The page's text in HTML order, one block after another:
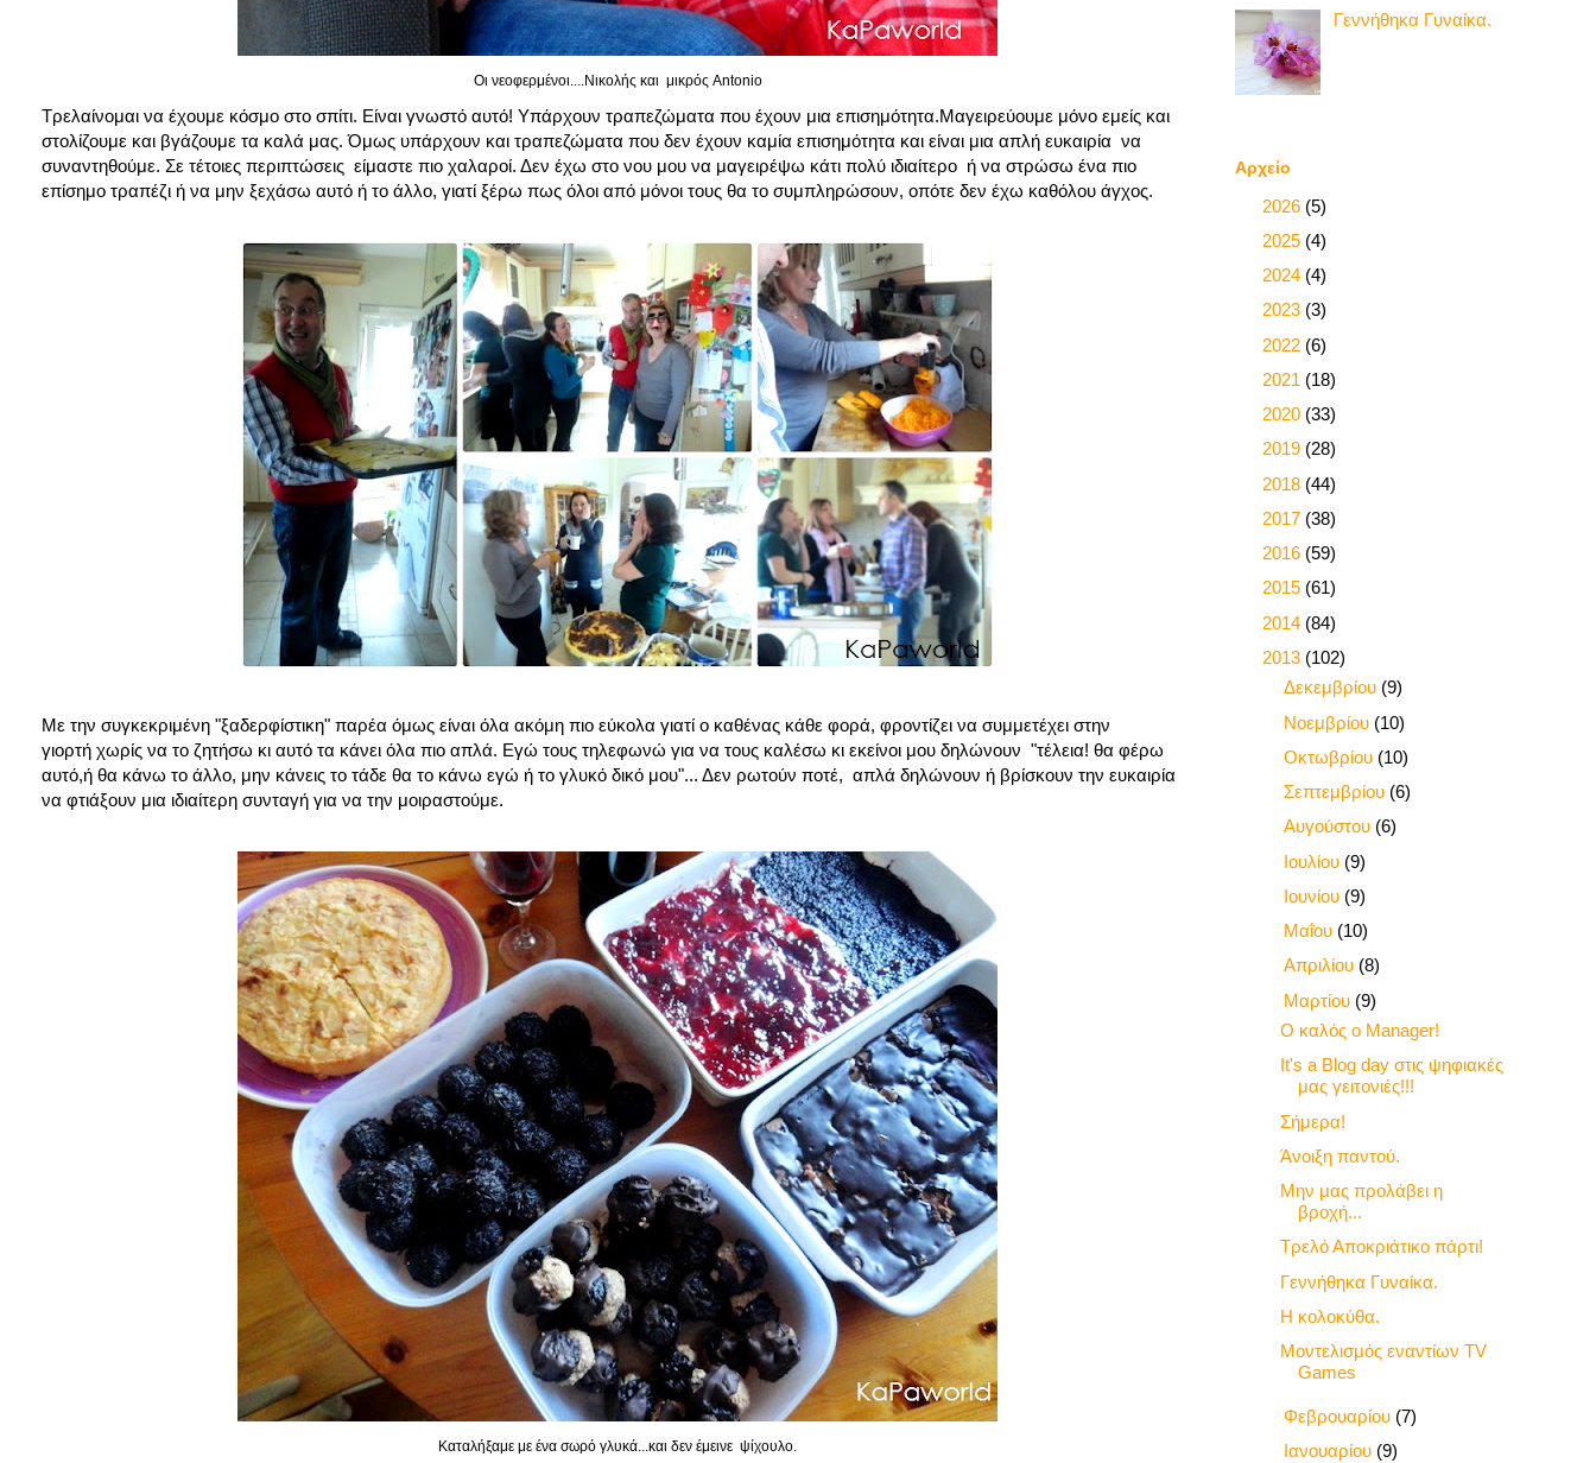
Οι νεοφερμένοι....Νικολής και μικρός Antonio
Τρελαίνομαι να έχουμε κόσμο στο σπίτι. Είναι γνωστό αυτό! Υπάρχουν τραπεζώματα που έχουν μια επισημότητα.Μαγειρεύουμε μόνο εμείς και
στολίζουμε και βγάζουμε τα καλά μας. Όμως υπάρχουν και τραπεζώματα που δεν έχουν καμία επισημότητα και είναι μια απλή ευκαιρία να
συναντηθούμε. Σε τέτοιες περιπτώσεις είμαστε πιο χαλαροί. Δεν έχω στο νου μου να μαγειρέψω κάτι πολύ ιδιαίτερο ή να στρώσω ένα πιο
επίσημο τραπέζι ή να μην ξεχάσω αυτό ή το άλλο, γιατί ξέρω πως όλοι από μόνοι τους θα το συμπληρώσουν, οπότε δεν έχω καθόλου άγχος.
Με την συγκεκριμένη "ξαδερφίστικη" παρέα όμως είναι όλα ακόμη πιο εύκολα γιατί ο καθένας κάθε φορά, φροντίζει να συμμετέχει στην
γιορτή χωρίς να το ζητήσω κι αυτό τα κάνει όλα πιο απλά. Εγώ τους τηλεφωνώ για να τους καλέσω κι εκείνοι μου δηλώνουν "τέλεια! θα φέρω
αυτό,ή θα κάνω το άλλο, μην κάνεις το τάδε θα το κάνω εγώ ή το γλυκό δικό μου"... Δεν ρωτούν ποτέ, απλά δηλώνουν ή βρίσκουν την ευκαιρία
να φτιάξουν μια ιδιαίτερη συνταγή για να την μοιραστούμε.
Καταλήξαμε με ένα σωρό γλυκά...και δεν έμεινε ψίχουλο.
Γεννήθηκα Γυναίκα.
Αρχείο
2026 (5)
2025 (4)
2024 (4)
2023 (3)
2022 (6)
2021 (18)
2020 (33)
2019 (28)
2018 (44)
2017 (38)
2016 (59)
2015 (61)
2014 (84)
2013 (102)
Δεκεμβρίου (9)
Νοεμβρίου (10)
Οκτωβρίου (10)
Σεπτεμβρίου (6)
Αυγούστου (6)
Ιουλίου (9)
Ιουνίου (9)
Μαΐου (10)
Απριλίου (8)
Μαρτίου (9)
Ο καλός ο Manager!
It's a Βlog day στις ψηφιακές
μας γειτονιές!!!
Σήμερα!
Άνοιξη παντού.
Μην μας προλάβει η
βροχή...
Τρελό Αποκριάτικο πάρτι!
Γεννήθηκα Γυναίκα.
Η κολοκύθα.
Μοντελισμός εναντίων TV
Games
Φεβρουαρίου (7)
Ιανουαρίου (9)